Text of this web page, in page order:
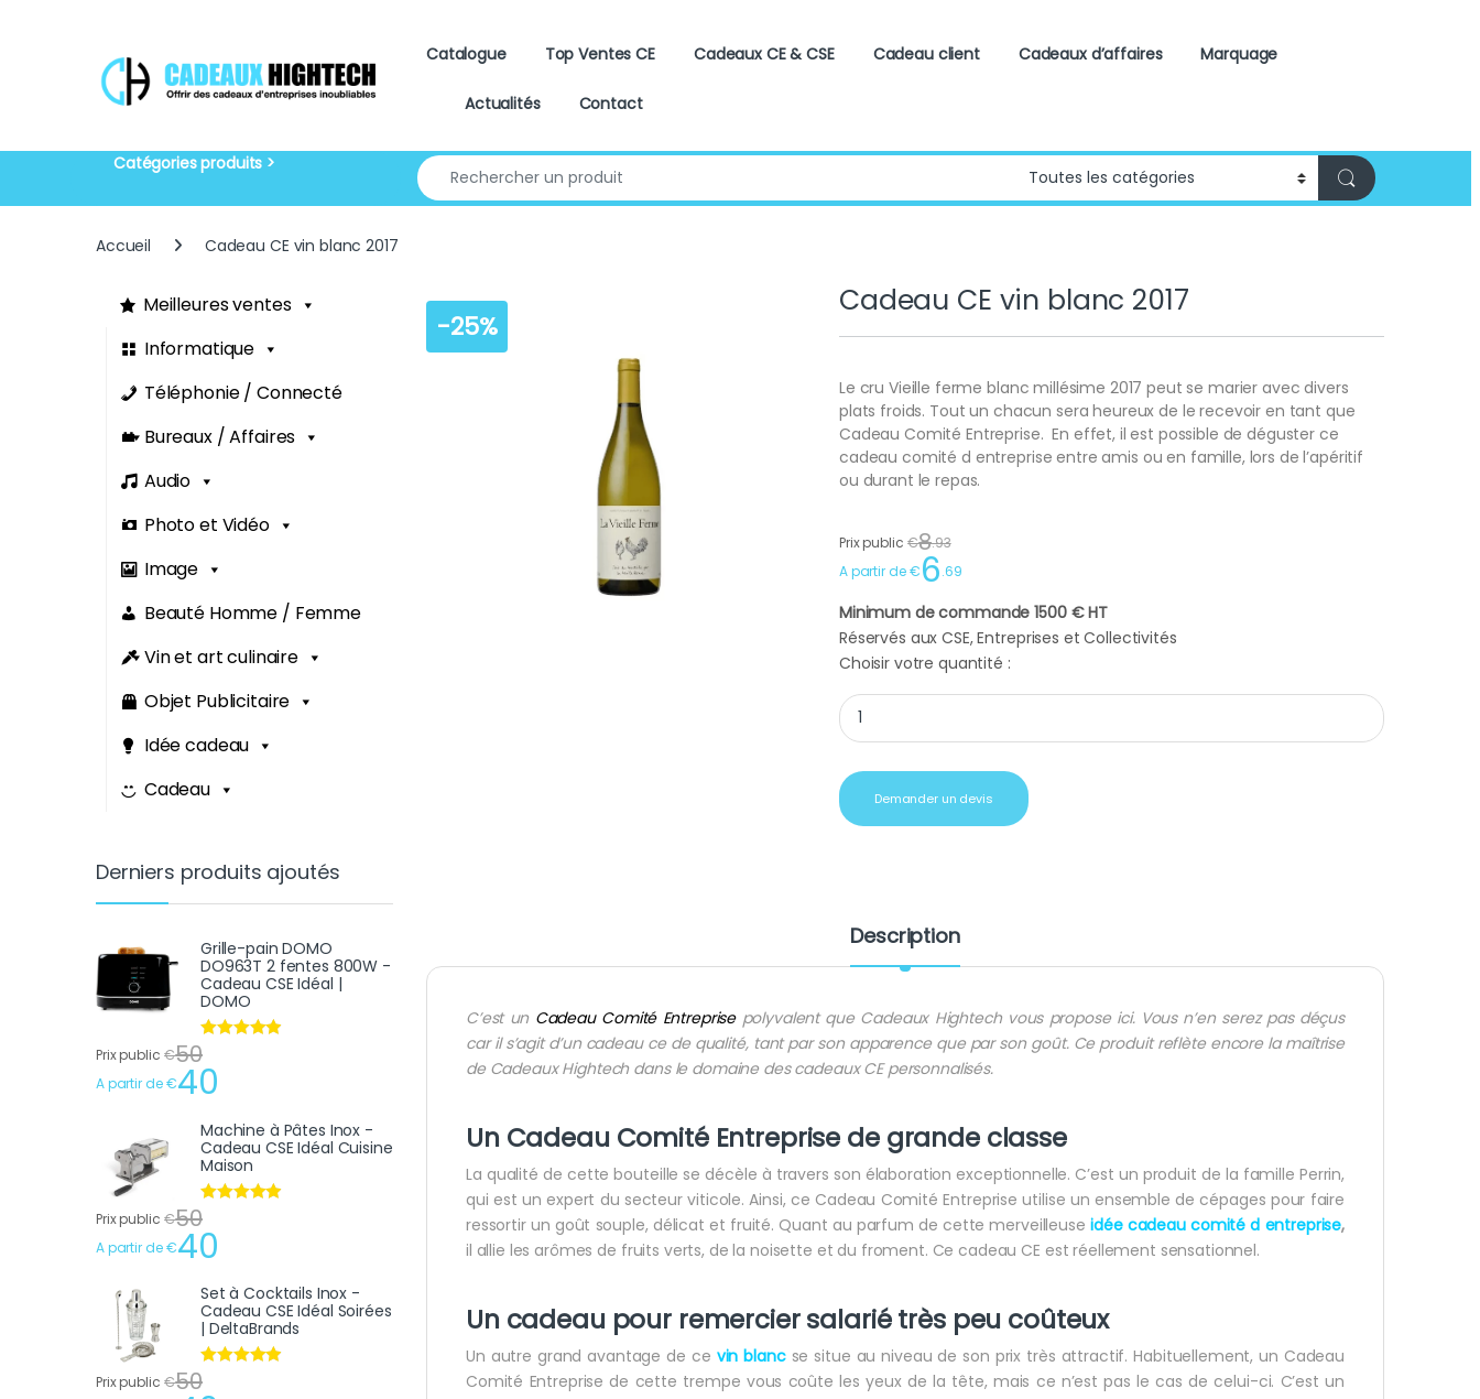
Catalogue
Top Ventes CE Cadeaux CE & CSE Cadeau client Cadeaux d’affaires Marquage
Actualités Contact
Search for:
Accueil Cadeau CE vin blanc 2017
-25%
Cadeau CE vin blanc 2017
Le cru Vieille ferme blanc millésime 2017 peut se marier avec divers
plats froids. Tout un chacun sera heureux de le recevoir en tant que
Cadeau Comité Entreprise. En effet, il est possible de déguster ce
cadeau comité d entreprise entre amis ou en famille, lors de l’apéritif
ou durant le repas.
Prix public €8.93
A partir de €6.69
Minimum de commande 1500 € HT
Réservés aux CSE, Entreprises et Collectivités
Choisir votre quantité :
Cadeau CE vin blanc 2017 quantity
Demander un devis
Description
C’est un Cadeau Comité Entreprise polyvalent que Cadeaux Hightech vous propose ici. Vous n’en serez pas déçus
car il s’agit d’un cadeau ce de qualité, tant par son apparence que par son goût. Ce produit reflète encore la maîtrise
de Cadeaux Hightech dans le domaine des cadeaux CE personnalisés.
Un Cadeau Comité Entreprise de grande classe
La qualité de cette bouteille se décèle à travers son élaboration exceptionnelle. C’est un produit de la famille Perrin,
qui est un expert du secteur viticole. Ainsi, ce Cadeau Comité Entreprise utilise un ensemble de cépages pour faire
ressortir un goût souple, délicat et fruité. Quant au parfum de cette merveilleuseidée cadeau comité d entreprise,
il allie les arômes de fruits verts, de la noisette et du froment. Ce cadeau CE est réellement sensationnel.
Un cadeau pour remercier salarié très peu coûteux
Un autre grand avantage de ce vin blanc se situe au niveau de son prix très attractif. Habituellement, un Cadeau
Comité Entreprise de cette trempe vous coûte les yeux de la tête, mais ce n’est pas le cas de celui-ci. C’est un
Meilleures ventes
Informatique
Téléphonie / Connecté
Bureaux / Affaires
Audio
Photo et Vidéo
Image
Beauté Homme / Femme
Vin et art culinaire
Objet Publicitaire
Idée cadeau
Cadeau
Derniers produits ajoutés
Grille-pain DOMO
DO963T 2 fentes 800W -
Cadeau CSE Idéal |
DOMO
Note
Prix public €50
A partir de €40
Machine à Pâtes Inox -
Cadeau CSE Idéal Cuisine
Maison
Note
Prix public €50
A partir de €40
Set à Cocktails Inox -
Cadeau CSE Idéal Soirées
| DeltaBrands
Note
sur 5
Prix public €50